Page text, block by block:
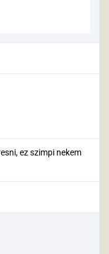
ez szimpi nekem